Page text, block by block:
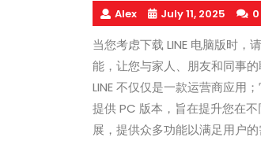
Alex July 11, 2025
当您考虑下载 LINE 电脑版时，
能，让您与家人、朋友和同事的
LINE 不仅仅是一款运营商应用
提供 PC 版本，旨在提升您在
展，提供众多功能以满足用户